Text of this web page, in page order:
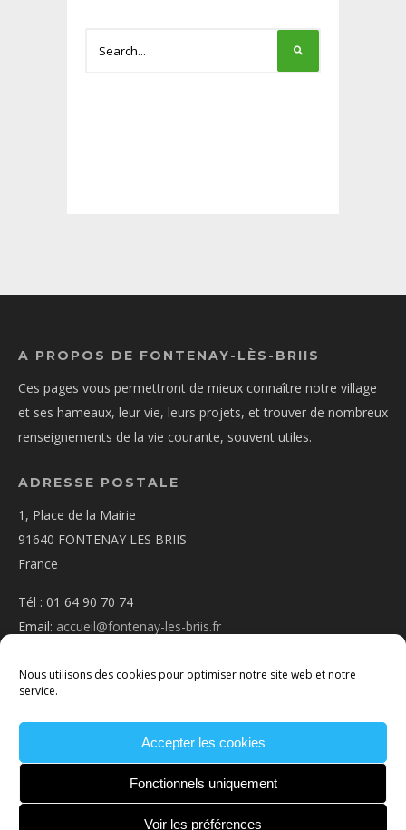
Nous utilisons des cookies pour optimiser notre site web et notre
service.
Accepter les cookies
Fonctionnels uniquement
Voir les préférences
A PROPOS DE FONTENAY-LÈS-BRIIS
Ces pages vous permettront de mieux connaître notre village
et ses hameaux, leur vie, leurs projets, et trouver de nombreux
renseignements de la vie courante, souvent utiles.
ADRESSE POSTALE
1, Place de la Mairie
91640 FONTENAY LES BRIIS
France
Tél : 01 64 90 70 74
Email: accueil@fontenay-les-briis.fr
NOUS CONTACTER
LÉGALES
POLITIQUE DE COOKIES
CONDITIONS
GÉNÉRALES